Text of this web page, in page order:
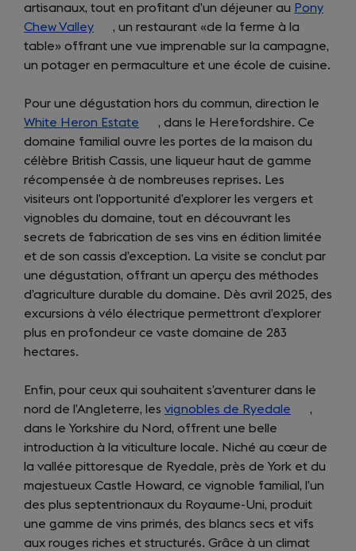
artisanaux, tout en profitant d’un déjeuner au Pony
Chew Valley (opens
in
a
tab)
, un restaurant «de la ferme à la
table» offrant une vue imprenable sur la campagne,
un potager en permaculture et une école de cuisine.
Pour une dégustation hors du commun, direction le
White Heron Estate (opens
in
a
new
tab)
, dans le Herefordshire. Ce
domaine familial ouvre les portes de la maison du
célèbre British Cassis, une liqueur haut de gamme
récompensée à de nombreuses reprises. Les
visiteurs ont l’opportunité d’explorer les vergers et
vignobles du domaine, tout en découvrant les
secrets de fabrication de ses vins en édition limitée
et de son cassis d’exception. La visite se conclut par
une dégustation, offrant un aperçu des méthodes
d’agriculture durable du domaine. Dès avril 2025, des
excursions à vélo électrique permettront d’explorer
plus en profondeur ce vaste domaine de 283
hectares.
Enfin, pour ceux qui souhaitent s’aventurer dans le
nord de l’Angleterre, les vignobles de Ryedale (opens
a
new
tab)
,
dans le Yorkshire du Nord, offrent une belle
introduction à la viticulture locale. Niché au cœur de
la vallée pittoresque de Ryedale, près de York et du
majestueux Castle Howard, ce vignoble familial, l’un
des plus septentrionaux du Royaume-Uni, produit
une gamme de vins primés, des blancs secs et vifs
aux rouges riches et structurés. Grâce à un climat